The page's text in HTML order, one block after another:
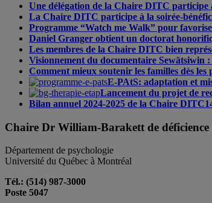
Une délégation de la Chaire DITC participe
La Chaire DITC participe à la soirée-
Programme “Watch me Walk” pour
Daniel Granger obtient un doctorat
Les membres de la Chaire DITC bien
Visionnement du documentaire Sewätsiwin :
Comment mieux soutenir les familles dès
E-PAtS: adaptation et
Lancement du projet de
Bilan annuel 2024-2025 de la Chaire DITC
Chaire Dr William-Barakett de
Département de psychologie
Université du Québec à Montréal
Tél.: (514) 987-3000
Poste 5047